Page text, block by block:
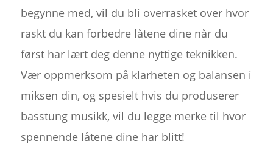
begynne med, vil du bli overrasket over hvor
raskt du kan forbedre låtene dine når du
først har lært deg denne nyttige teknikken.
Vær oppmerksom på klarheten og balansen i
miksen din, og spesielt hvis du produserer
basstung musikk, vil du legge merke til hvor
spennende låtene dine har blitt!